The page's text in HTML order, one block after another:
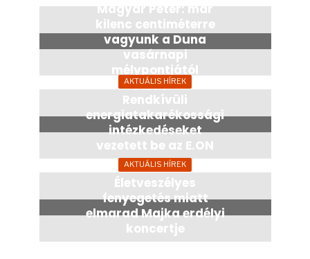
Magyar Péter: már
kilenc centiméterre
vagyunk a Duna
vasárnapi
mélypontjától
23 óra
AKTUÁLIS HÍREK
Rendkívüli
energiatakarékossági
intézkedéseket
vezetett be az E.ON
23 óra
AKTUÁLIS HÍREK
Életveszélyes
fenyegetés miatt
elmarad Majka erdélyi
koncertje